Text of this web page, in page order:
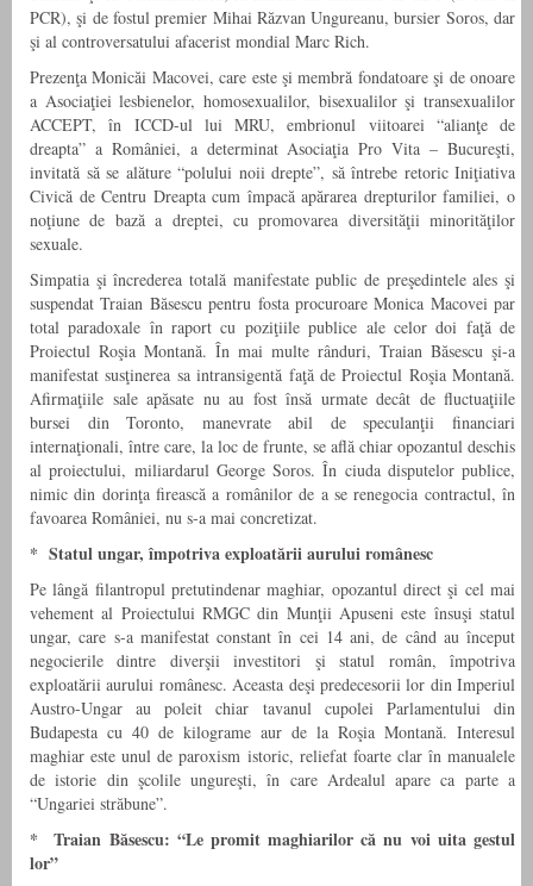
PCR), şi de fostul premier Mihai Răzvan Ungureanu, bursier Soros, dar
şi al controversatului afacerist mondial Marc Rich.
Prezenţa Monicăi Macovei, care este şi membră fondatoare şi de onoare
a Asociaţiei lesbienelor, homosexualilor, bisexualilor şi transexualilor
ACCEPT, în ICCD-ul lui MRU, embrionul viitoarei “alianţe de
dreapta” a României, a determinat Asociaţia Pro Vita – Bucureşti,
invitată să se alăture “polului noii drepte”, să întrebe retoric Iniţiativa
Civică de Centru Dreapta cum împacă apărarea drepturilor familiei, o
noţiune de bază a dreptei, cu promovarea diversităţii minorităţilor
sexuale.
Simpatia şi încrederea totală manifestate public de preşedintele ales şi
suspendat Traian Băsescu pentru fosta procuroare Monica Macovei par
total paradoxale în raport cu poziţiile publice ale celor doi faţă de
Proiectul Roşia Montană. În mai multe rânduri, Traian Băsescu şi-a
manifestat susţinerea sa intransigentă faţă de Proiectul Roşia Montană.
Afirmaţiile sale apăsate nu au fost însă urmate decât de fluctuaţiile
bursei din Toronto, manevrate abil de speculanţii financiari
internaţionali, între care, la loc de frunte, se află chiar opozantul deschis
al proiectului, miliardarul George Soros. În ciuda disputelor publice,
nimic din dorinţa firească a românilor de a se renegocia contractul, în
favoarea României, nu s-a mai concretizat.
* Statul ungar, împotriva exploatării aurului românesc
Pe lângă filantropul pretutindenar maghiar, opozantul direct şi cel mai
vehement al Proiectului RMGC din Munţii Apuseni este însuşi statul
ungar, care s-a manifestat constant în cei 14 ani, de când au început
negocierile dintre diverşii investitori şi statul român, împotriva
exploatării aurului românesc. Aceasta deşi predecesorii lor din Imperiul
Austro-Ungar au poleit chiar tavanul cupolei Parlamentului din
Budapesta cu 40 de kilograme aur de la Roşia Montană. Interesul
maghiar este unul de paroxism istoric, reliefat foarte clar în manualele
de istorie din şcolile ungureşti, în care Ardealul apare ca parte a
“Ungariei străbune”.
* Traian Băsescu: “Le promit maghiarilor că nu voi uita gestul
lor”